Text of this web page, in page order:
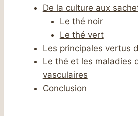
De la culture aux
Le thé noir
Le thé vert
Les principales vertus
Le thé et les maladies
vasculaires
Conclusion